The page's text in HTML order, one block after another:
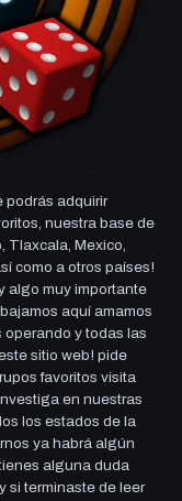
podrás adquirir
nuestra base de
Tlaxcala, Mexico,
como a otros países!
algo muy importante
aquí amamos
operando y todas las
sitio web! pide
favoritos visita
en nuestras
los estados de la
ya habrá algún
alguna duda
si terminaste de leer